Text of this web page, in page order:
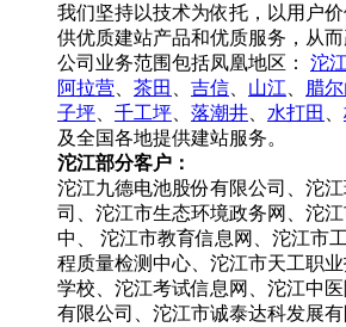
我们坚持以技术为依托，以用户
供优质建站产品和优质服务，从而
公司业务范围包括凤凰地区： 沱
阿拉营、 茶田 、 吉信、 山江、 腊
子坪、 千工坪、 落潮井、 水打田 、
及全国各地提供建站服务。
沱江部分客户：
沱江九德电池股份有限公司、沱
司、沱江市生态环境政务网、沱
中、 沱江市教育信息网、沱江市
程质量检测中心、沱江市天工职
学校、沱江考试信息网、沱江中
有限公司、沱江市诚泰达科发展